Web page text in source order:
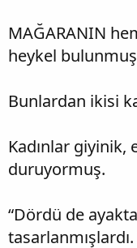
MAĞARANIN
heykel
Bunlardan ikisi
Kadınlar giyinik,
duruyormuş.
“Dördü de